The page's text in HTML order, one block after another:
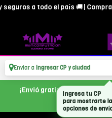
a todo el país 🚚| Compra
Enviar a Ingresar CP y ciudad
¡Envió gratis en CABA, con
Ingresa tu CP
para mostrarte
opciones de